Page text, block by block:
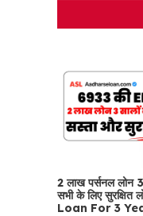
2 लाख पर्सनल लोन
सभी के लिए
Loan For 3